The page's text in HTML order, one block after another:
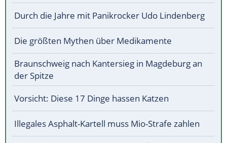
Durch die Jahre mit Panikrocker Udo Lindenberg
Die größten Mythen über Medikamente
Braunschweig nach Kantersieg in Magdeburg an
der Spitze
Vorsicht: Diese 17 Dinge hassen Katzen
Illegales Asphalt-Kartell muss Mio-Strafe zahlen